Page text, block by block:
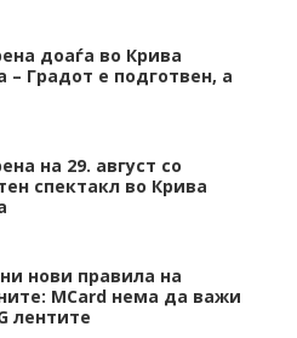
доаѓа во Крива
– Градот е подготвен, а
на 29. август со
спектакл во Крива
нови правила на
MCard нема да важи
лентите